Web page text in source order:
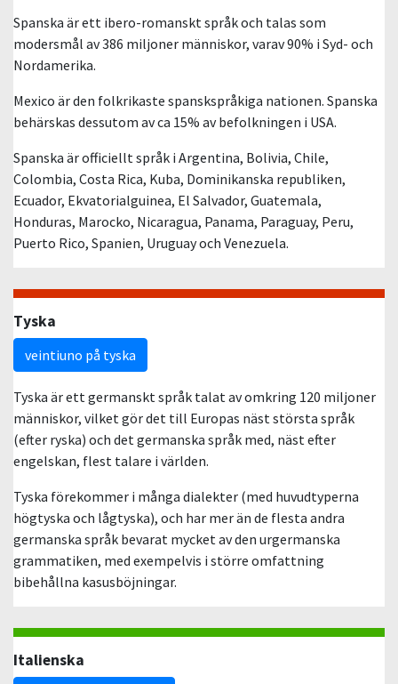
Spanska är ett ibero-romanskt språk och talas som
modersmål av 386 miljoner människor, varav 90% i Syd- och
Nordamerika.
Mexico är den folkrikaste spanskspråkiga nationen. Spanska
behärskas dessutom av ca 15% av befolkningen i USA.
Spanska är officiellt språk i Argentina, Bolivia, Chile,
Colombia, Costa Rica, Kuba, Dominikanska republiken,
Ecuador, Ekvatorialguinea, El Salvador, Guatemala,
Honduras, Marocko, Nicaragua, Panama, Paraguay, Peru,
Puerto Rico, Spanien, Uruguay och Venezuela.
Tyska
veintiuno på tyska
Tyska är ett germanskt språk talat av omkring 120 miljoner
människor, vilket gör det till Europas näst största språk
(efter ryska) och det germanska språk med, näst efter
engelskan, flest talare i världen.
Tyska förekommer i många dialekter (med huvudtyperna
högtyska och lågtyska), och har mer än de flesta andra
germanska språk bevarat mycket av den urgermanska
grammatiken, med exempelvis i större omfattning
bibehållna kasusböjningar.
Italienska